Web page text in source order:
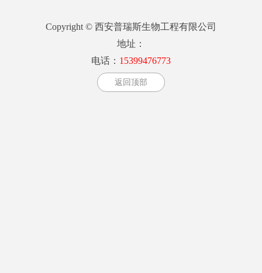
Copyright © 西安普瑞斯生物工程有限公司
地址：
电话： 15399476773
返回顶部